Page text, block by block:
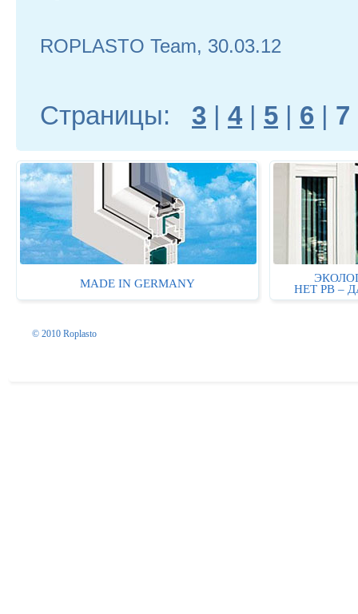
ROPLASTO Team, 30.03.12
Страницы: 3 4| 5 6 7
MADE IN GERMANY
НЕТ PB –
© 2010 Roplasto